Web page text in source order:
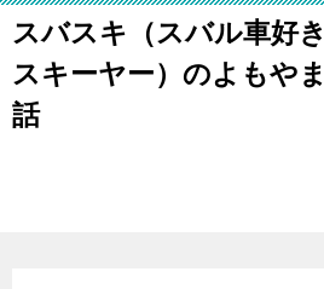
スバスキ（スバル車好き
スキーヤー）のよもやま
話